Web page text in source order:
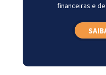
financeiras e